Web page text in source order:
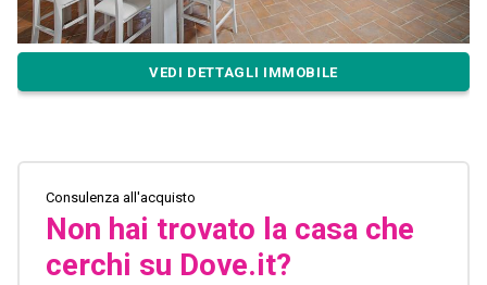
VEDI DETTAGLI IMMOBILE
Consulenza all'acquisto
Non hai trovato la casa che
cerchi su Dove.it?